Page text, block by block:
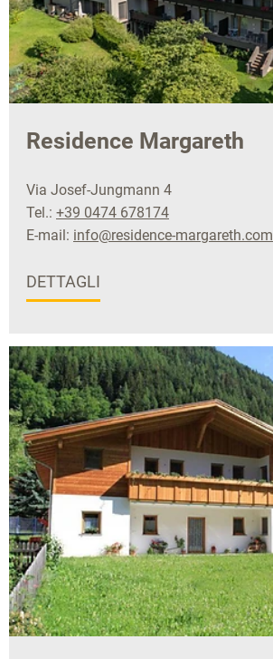
Residence Margareth
Via Josef-Jungmann 4
Tel.: +39 0474 678174
E-mail: info@residence-margareth.com
DETTAGLI